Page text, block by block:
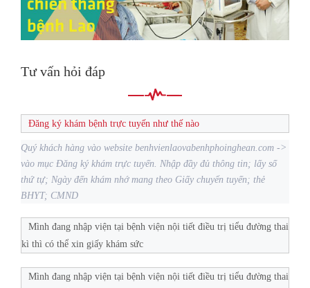
Tư vấn hỏi đáp
Đăng ký khám bệnh trực tuyến như thế nào
Quý khách hàng vào website benhvienlaovabenhphoinghean.com ->
vào mục Đăng ký khám trực tuyến. Nhập đầy đủ thông tin; lấy số
thứ tự; Ngày đến khám nhớ mang theo Giấy chuyển tuyến; thẻ
BHYT; CMND
Mình đang nhập viện tại bệnh viện nội tiết điều trị tiểu đường thai
kì thì có thể xin giấy khám sức
Mình đang nhập viện tại bệnh viện nội tiết điều trị tiểu đường thai